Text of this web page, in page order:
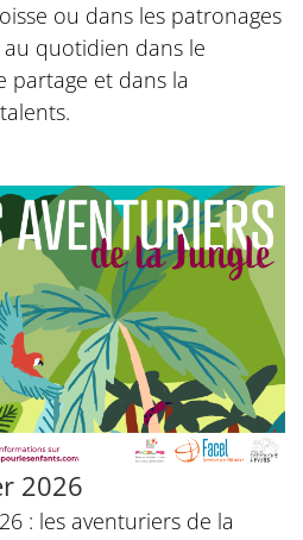
ou dans les patronages
quotidien dans le
partage et dans la
© Diocèse de Paris - Alexia Humann
2026
: les aventuriers de la